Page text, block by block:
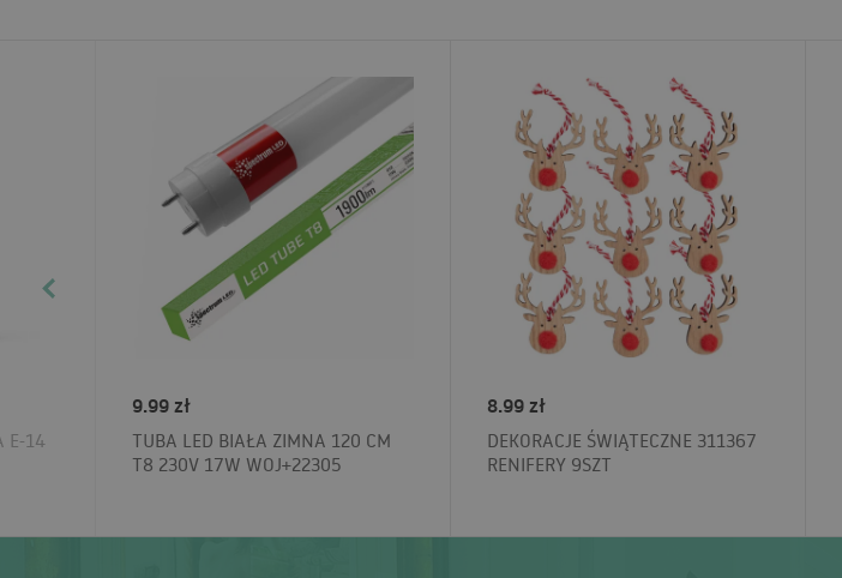
E-14
9.99 zł
TUBA LED BIAŁA ZIMNA 120 CM
T8 230V 17W WOJ+22305
8.99 zł
DEKORACJE ŚWIĄTECZNE 311367
RENIFERY 9SZT